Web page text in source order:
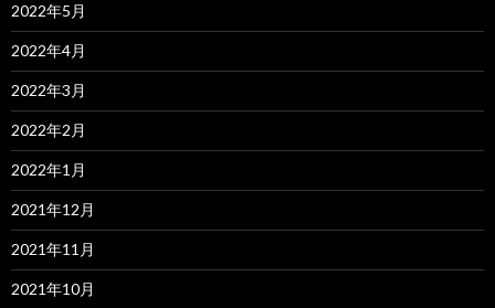
2022年5月
2022年4月
2022年3月
2022年2月
2022年1月
2021年12月
2021年11月
2021年10月